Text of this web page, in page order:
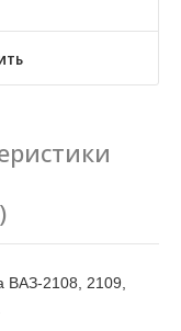
ВАЗ-2108, 2109,